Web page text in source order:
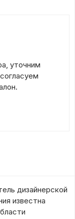
уточним
дизайнерской
известна